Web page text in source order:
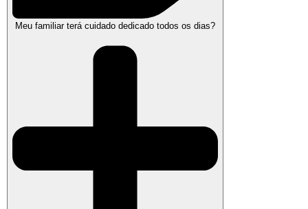
Meu familiar terá cuidado dedicado todos os dias?